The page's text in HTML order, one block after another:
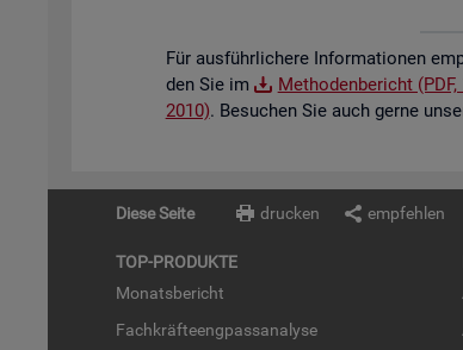
Für aus­führ­li­che­re In­for­ma­tio­nen
den Sie im
Me­tho­den­be­richt (PDF,
2010). Be­su­chen Sie auch gerne
Diese Seite drucken empfehlen
TOP-PRO­DUK­TE
Mo­nats­be­richt
Fach­kräf­te­eng­pass­ana­ly­se